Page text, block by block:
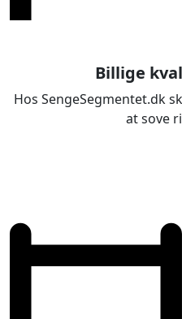
Billige
Hos SengeSegmentet.dk
at sove